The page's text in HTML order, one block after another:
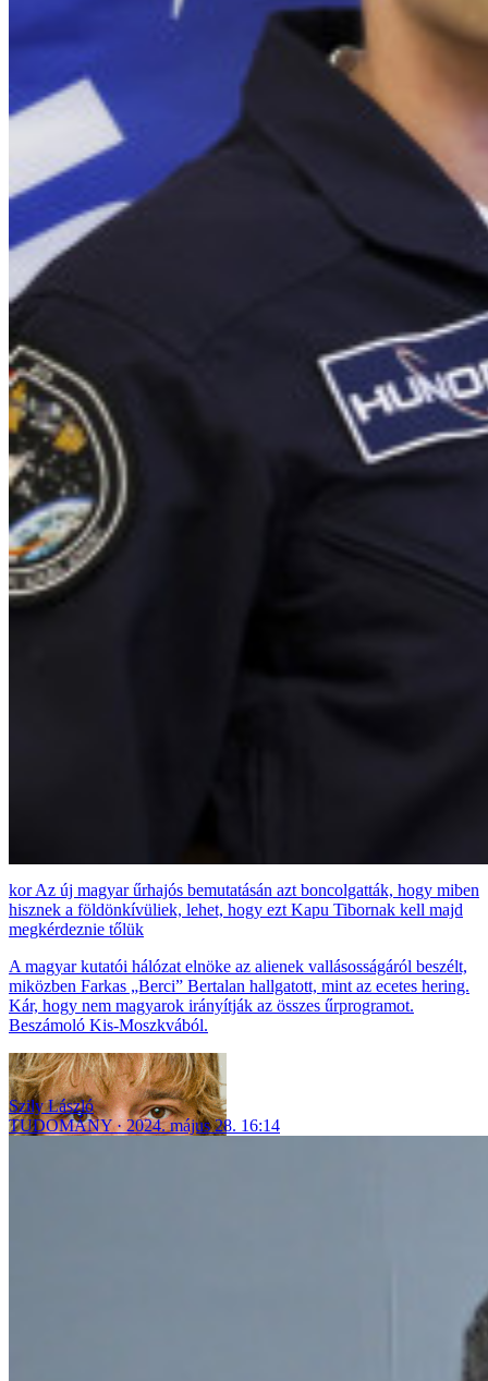
Az új magyar űrhajós bemutatásán azt boncolgatták, hogy miben
hisznek a földönkívüliek, lehet, hogy ezt Kapu Tibornak kell majd
megkérdeznie tőlük
A magyar kutatói hálózat elnöke az alienek vallásosságáról beszélt,
miközben Farkas „Berci” Bertalan hallgatott, mint az ecetes hering.
Kár, hogy nem magyarok irányítják az összes űrprogramot.
Beszámoló Kis-Moszkvából.
Szily László
TUDOMÁNY
2024. május 28. 16:14